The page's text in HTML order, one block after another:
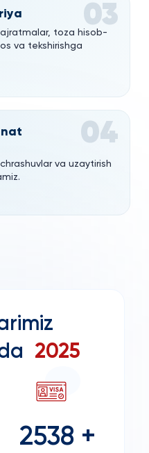
03
toza hisob-
va tekshirishga
04
va uzaytirish
2025
2538 +